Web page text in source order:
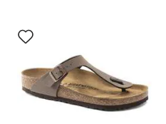
sur
les
échantillons
de
couleurs
modifiera